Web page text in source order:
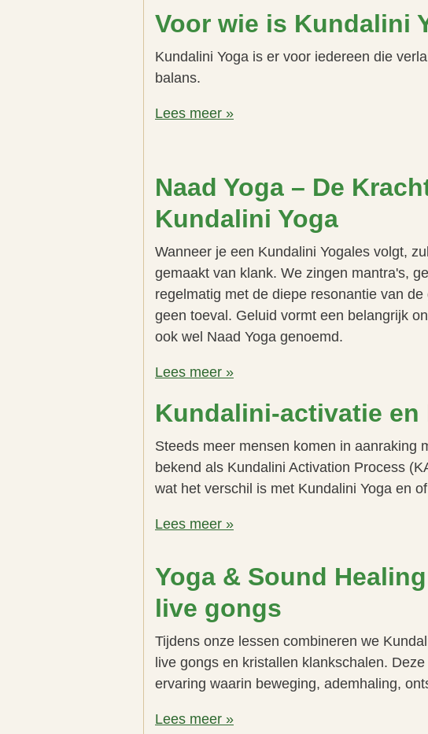
Voor wie is Kundalini
Kundalini Yoga is er voor iedereen die
balans.
Lees meer »
Naad Yoga – De
Kundalini Yoga
Wanneer je een Kundalini Yogales volgt,
gemaakt van klank. We zingen mantra's,
regelmatig met de diepe resonantie van
geen toeval. Geluid vormt een belangrijk
ook wel Naad Yoga genoemd.
Lees meer »
Kundalini-activatie en
Steeds meer mensen komen in aanraking
bekend als Kundalini Activation Process
wat het verschil is met Kundalini Yoga en
Lees meer »
Yoga & Sound
live gongs
Tijdens onze lessen combineren we
live gongs en kristallen klankschalen.
ervaring waarin beweging, ademhaling,
Lees meer »